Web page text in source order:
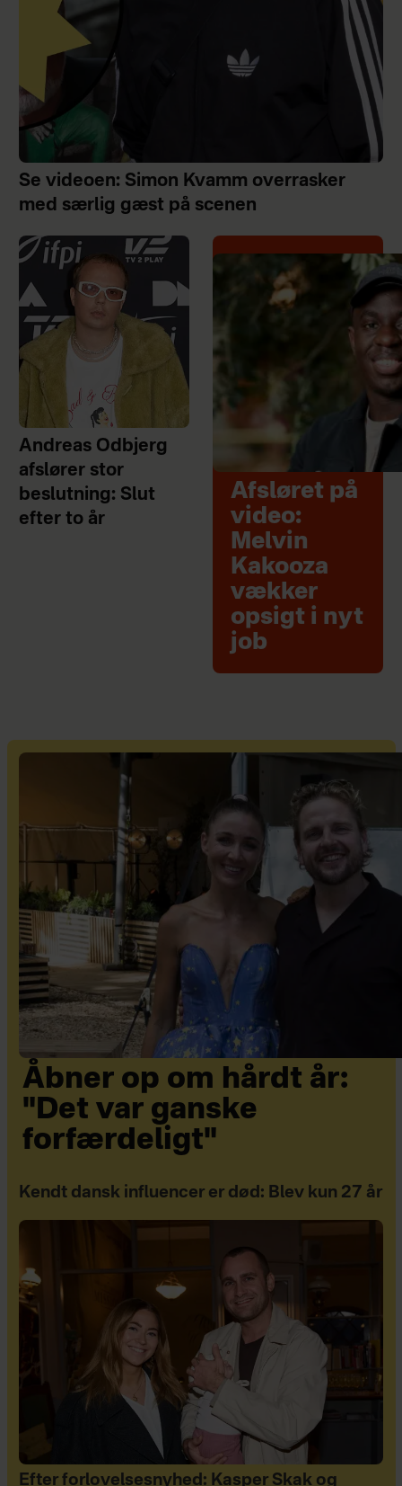
Se videoen: Simon Kvamm overrasker
med særlig gæst på scenen
Andreas Odbjerg
afslører stor
beslutning: Slut
efter to år
Afsløret på
video:
Melvin
Kakooza
vækker
opsigt i nyt
job
Åbner op om hårdt år:
"Det var ganske
forfærdeligt"
Kendt dansk influencer er død: Blev kun 27 år
Efter forlovelsesnyhed: Kasper Skak og